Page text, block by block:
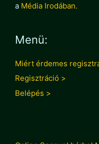
a Média Irodában.
Menü:
Miért érdemes
Regisztráció >
Belépés >